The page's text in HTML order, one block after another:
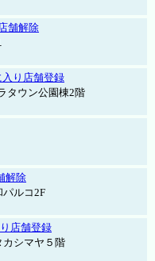
舗解除
入り店舗登録
タウン公園棟2階
解除
ルコ2F
店舗登録
カシマヤ５階